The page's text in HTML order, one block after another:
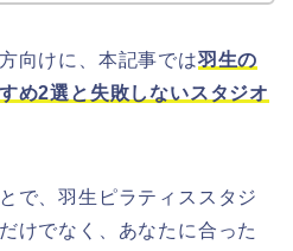
向けに、本記事では羽生の
め2選と失敗しないスタジオ
で、羽生ピラティススタジ
けでなく、あなたに合った